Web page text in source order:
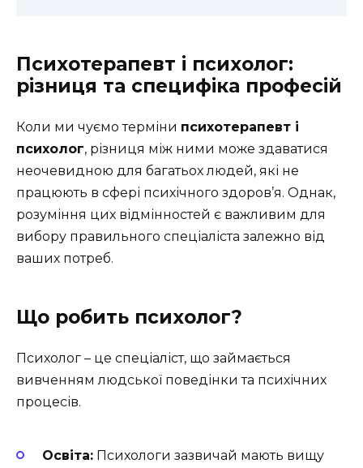
Психотерапевт і психолог:
різниця та специфіка професій
Коли ми чуємо терміни психотерапевт і
психолог, різниця між ними може здаватися
неочевидною для багатьох людей, які не
працюють в сфері психічного здоров’я. Однак,
розуміння цих відмінностей є важливим для
вибору правильного спеціаліста залежно від
ваших потреб.
Що робить психолог?
Психолог – це спеціаліст, що займається
вивченням людської поведінки та психічних
процесів.
Освіта: Психологи зазвичай мають вищу